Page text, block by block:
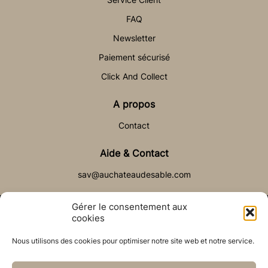
Gérer le consentement aux
cookies
Nous utilisons des cookies pour optimiser notre site web et notre service.
FAQ
Newsletter
Paiement sécurisé
Click And Collect
A propos
Contact
Aide & Contact
sav@auchateaudesable.com
CGV
Réalisé par l’agence web : PixelsAgency.fr